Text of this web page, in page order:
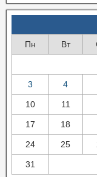
Пн Вт
3 4
10 11
17 18
24 25
31